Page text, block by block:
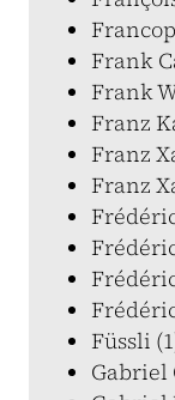
Frank
Frank
Franz
Franz
Franz
Füssli
Gabriel